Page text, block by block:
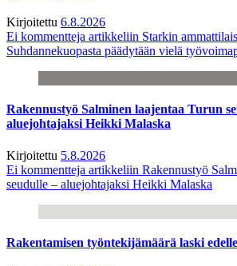
Kirjoitettu 6.8.2026
Ei kommentteja artikkeliin Starkin
Suhdannekuopasta päädytään vielä
Rakennustyö Salminen laajentaa Turun
aluejohtajaksi Heikki Malaska
Kirjoitettu 5.8.2026
Ei kommentteja artikkeliin Rakennustyö
seudulle – aluejohtajaksi Heikki Malaska
Rakentamisen työntekijämäärä laski